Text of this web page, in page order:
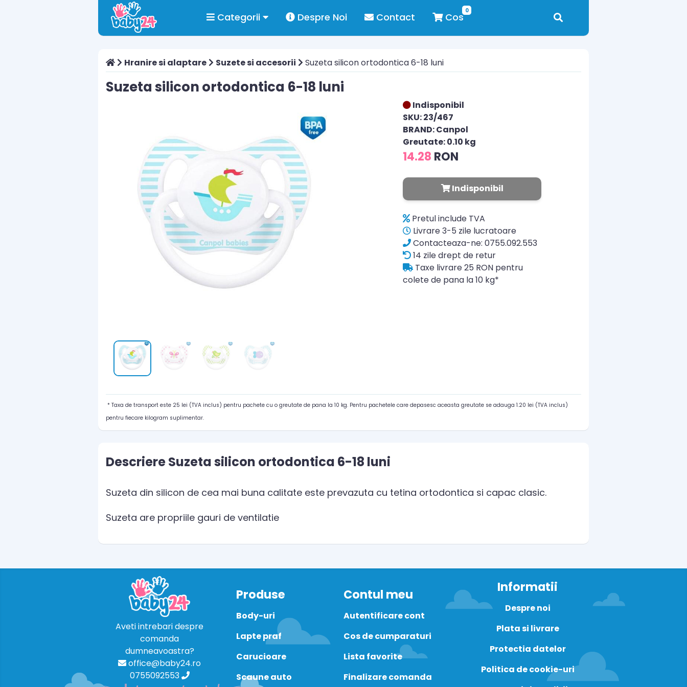
Categorii Despre Noi Contact
0
Cos
Hranire si alaptare Suzete si accesorii Suzeta silicon ortodontica 6-18 luni
Suzeta silicon ortodontica 6-18 luni
Indisponibil
SKU: 23/467
BRAND: Canpol
Greutate: 0.10 kg
14.28 RON
Indisponibil
Pretul include TVA
Livrare 3-5 zile lucratoare
Contacteaza-ne: 0755.092.553
14 zile drept de retur
Taxe livrare 25 RON pentru
colete de pana la 10 kg*
* Taxa de transport este 25 lei (TVA inclus) pentru pachete cu o greutate de pana la 10 kg. Pentru pachetele care depasesc aceasta greutate se adauga 1.20 lei (TVA inclus)
pentru fiecare kilogram suplimentar.
Descriere Suzeta silicon ortodontica 6-18 luni
Suzeta din silicon de cea mai buna calitate este prevazuta cu tetina ortodontica si capac clasic.
Suzeta are propriile gauri de ventilatie
Aveti intrebari despre
comanda
dumneavoastra?
office@baby24.ro
0755092553
Produse
Body-uri
Lapte praf
Carucioare
Scaune auto
Contul meu
Autentificare cont
Cos de cumparaturi
Lista favorite
Finalizare comanda
Informatii
Despre noi
Plata si livrare
Protectia datelor
Politica de cookie-uri